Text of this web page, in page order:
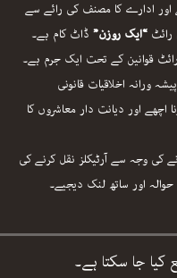
ادارے کا مصنف کی رائے سے
“ایک روزن” ڈاٹ کام ہے۔
رائٹ قوانین کے تحت ایک جرم ہے۔
ورانہ اخلاقیات قانونی
اچھے اور دیانت دار معاشروں کا
کی وجہ سے آرٹیکلز نقل کرنے کی
اور ساتھ لنک دیجیے۔
کیا جا سکتا ہے۔